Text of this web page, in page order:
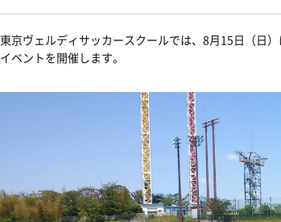
東京ヴェルディサッカースクールでは、8月15日（日
イベントを開催します。